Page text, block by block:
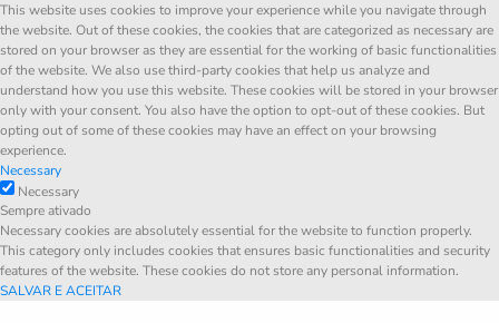
This website uses cookies to improve your experience while you navigate through
the website. Out of these cookies, the cookies that are categorized as necessary are
stored on your browser as they are essential for the working of basic functionalities
of the website. We also use third-party cookies that help us analyze and
understand how you use this website. These cookies will be stored in your browser
only with your consent. You also have the option to opt-out of these cookies. But
opting out of some of these cookies may have an effect on your browsing
experience.
Necessary
Necessary
Sempre ativado
Necessary cookies are absolutely essential for the website to function properly.
This category only includes cookies that ensures basic functionalities and security
features of the website. These cookies do not store any personal information.
SALVAR E ACEITAR